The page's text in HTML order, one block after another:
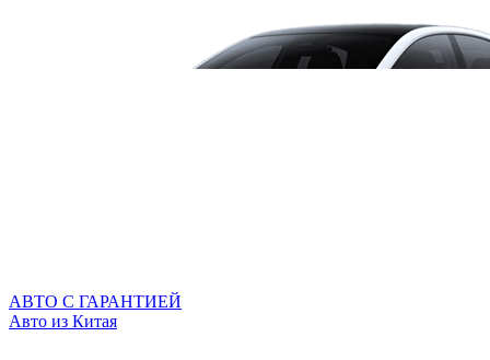
АВТО С ГАРАНТИЕЙ
Авто из Китая